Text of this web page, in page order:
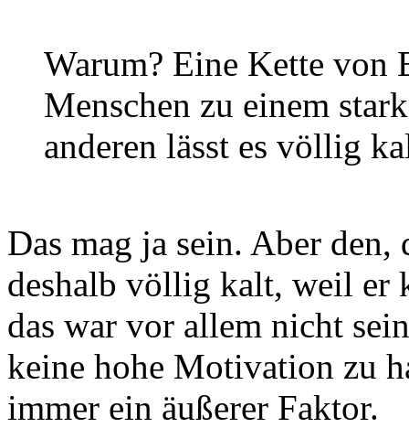
Warum? Eine Kette von
Menschen zu einem
anderen lässt es völlig
Das mag ja sein. Aber
deshalb völlig kalt, weil er
das war vor allem nicht
keine hohe Motivation zu
immer ein äußerer Faktor.